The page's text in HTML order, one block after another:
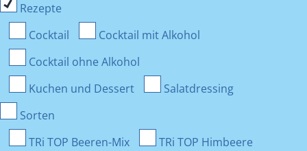
Rezepte
Cocktail
Cocktail mit Alkohol
Cocktail ohne Alkohol
Kuchen und Dessert
Salatdressing
Sorten
TRi TOP Beeren-Mix
TRi TOP Himbeere